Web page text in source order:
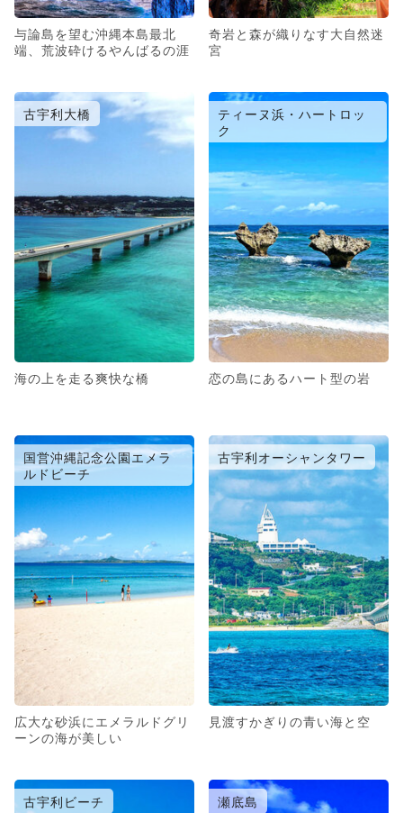
与論島を望む沖縄本島最北
端、荒波砕けるやんばるの涯
奇岩と森が織りなす大自然迷
宮
古宇利大橋
海の上を走る爽快な橋
ティーヌ浜・ハートロッ
ク
恋の島にあるハート型の岩
国営沖縄記念公園エメラ
ルドビーチ
広大な砂浜にエメラルドグリ
ーンの海が美しい
古宇利オーシャンタワー
見渡すかぎりの青い海と空
古宇利ビーチ 瀬底島